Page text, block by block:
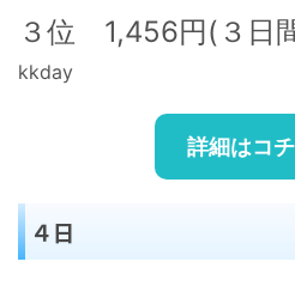
３位 1,456円(３日
kkday
詳細はコ
４日